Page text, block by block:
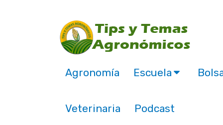
Agronomía Escuela
Veterinaria Podcast
octubre 9, 2018